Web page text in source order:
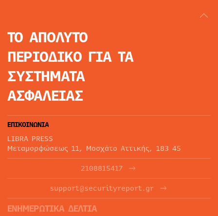
ΤΟ ΑΠΟΛΥΤΟ
ΠΕΡΙΟΔΙΚΟ ΓΙΑ ΤΑ
ΣΥΣΤΗΜΑΤΑ
ΑΣΦΑΛΕΙΑΣ
ΕΠΙΚΟΙΝΩΝΙΑ
LIBRA PRESS
Μεταμορφώσεως 11, Μοσχάτο Αττικής, 183 45
2108815417
support@securityreport.gr
ΕΝΗΜΕΡΩΤΙΚΑ ΔΕΛΤΙΑ